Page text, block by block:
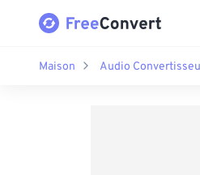
Maison Audio